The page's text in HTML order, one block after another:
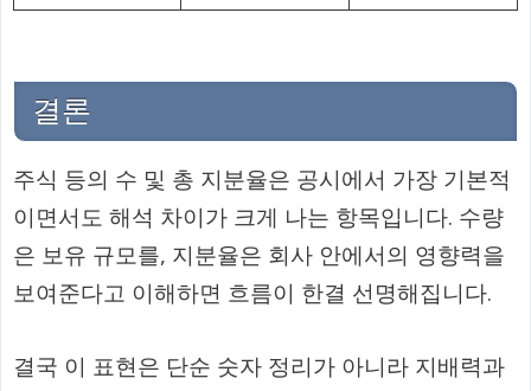
결론
주식 등의 수 및 총 지분율은 공시에서 가장 기본적
이면서도 해석 차이가 크게 나는 항목입니다. 수량
은 보유 규모를, 지분율은 회사 안에서의 영향력을
보여준다고 이해하면 흐름이 한결 선명해집니다.
결국 이 표현은 단순 숫자 정리가 아니라 지배력과